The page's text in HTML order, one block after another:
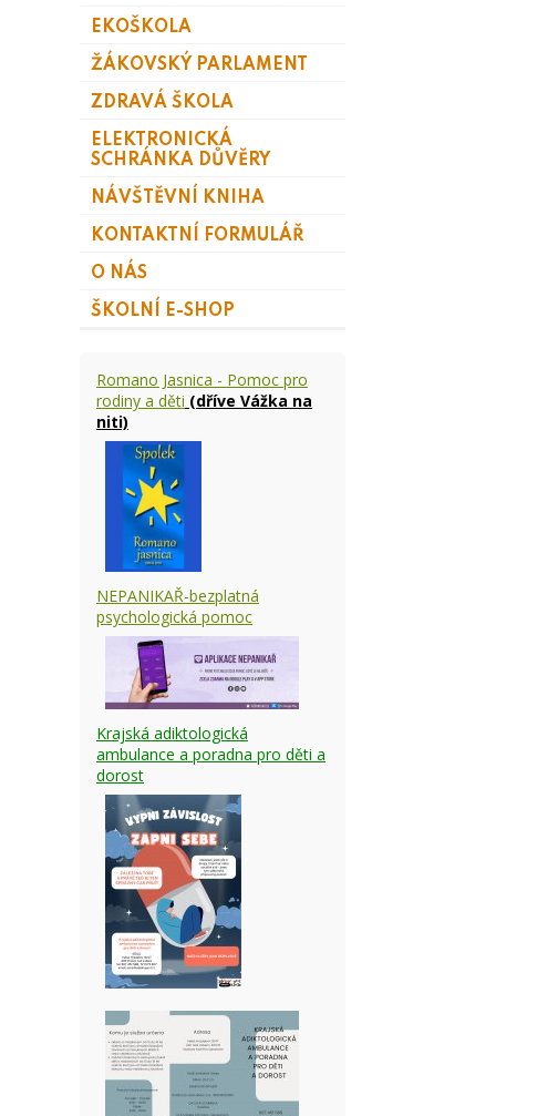
EKOŠKOLA
ŽÁKOVSKÝ PARLAMENT
ZDRAVÁ ŠKOLA
ELEKTRONICKÁ
SCHRÁNKA DŮVĚRY
NÁVŠTĚVNÍ KNIHA
KONTAKTNÍ FORMULÁŘ
O NÁS
ŠKOLNÍ E-SHOP
Romano Jasnica - Pomoc pro
rodiny a děti (dříve Vážka na
niti)
NEPANIKAŘ-bezplatná
psychologická pomoc
Krajská adiktologická
ambulance a poradna pro děti a
dorost